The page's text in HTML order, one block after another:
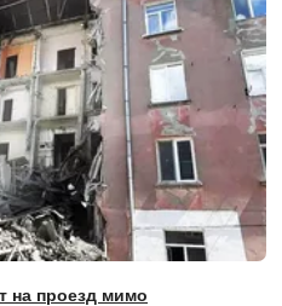
на проезд мимо